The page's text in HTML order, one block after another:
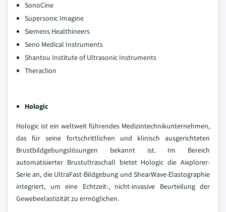
SonoCine
Supersonic Imagine
Siemens Healthineers
Seno Medical Instruments
Shantou Institute of Ultrasonic Instruments
Theraclion
Hologic
Hologic ist ein weltweit führendes Medizintechnikunternehmen,
das für seine fortschrittlichen und klinisch ausgerichteten
Brustbildgebungslösungen bekannt ist. Im Bereich
automatisierter Brustultraschall bietet Hologic die Aixplorer-
Serie an, die UltraFast-Bildgebung und ShearWave-Elastographie
integriert, um eine Echtzeit-, nicht-invasive Beurteilung der
Gewebeelastizität zu ermöglichen.